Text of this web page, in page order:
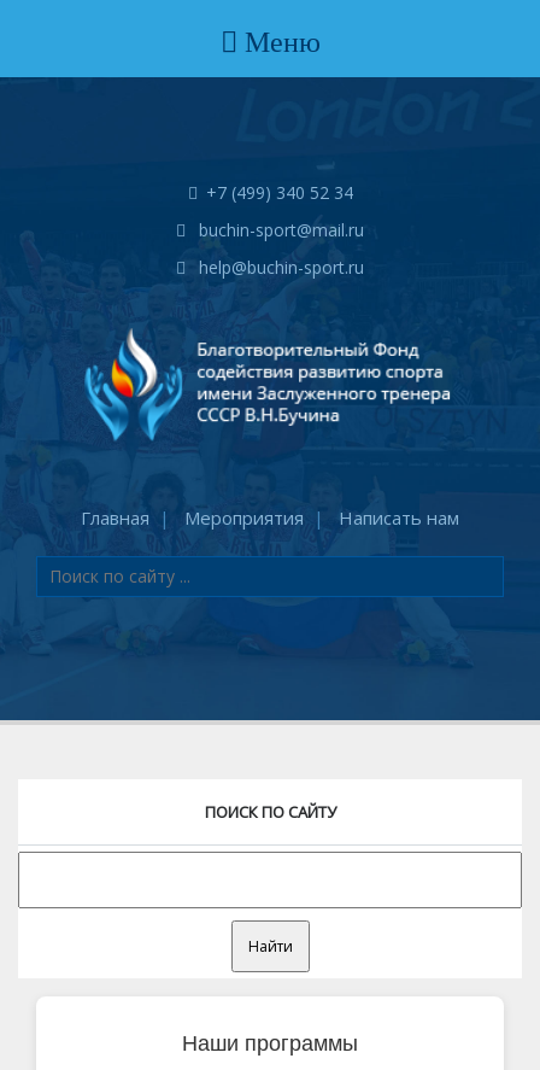
Меню
+7 (499) 340 52 34
buchin-sport@mail.ru
help@buchin-sport.ru
Главная Мероприятия Написать нам
ПОИСК ПО САЙТУ
Наши программы